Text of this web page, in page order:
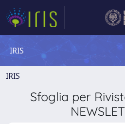
IRIS
IRIS
Sfoglia per